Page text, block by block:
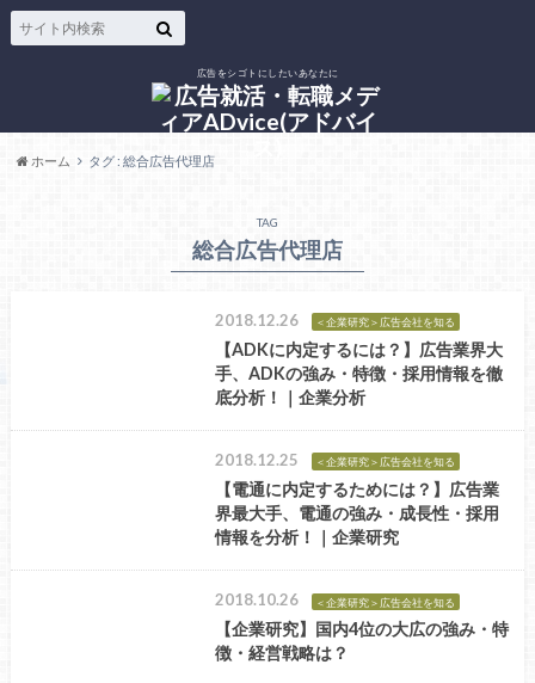
広告をシゴトにしたいあなたに
ホーム タグ : 総合広告代理店
TAG
総合広告代理店
2018.12.26 ＜企業研究＞広告会社を知る
【ADKに内定するには？】広告業界大
手、ADKの強み・特徴・採用情報を徹
底分析！｜企業分析
2018.12.25 ＜企業研究＞広告会社を知る
【電通に内定するためには？】広告業
界最大手、電通の強み・成長性・採用
情報を分析！｜企業研究
2018.10.26 ＜企業研究＞広告会社を知る
【企業研究】国内4位の大広の強み・特
徴・経営戦略は？